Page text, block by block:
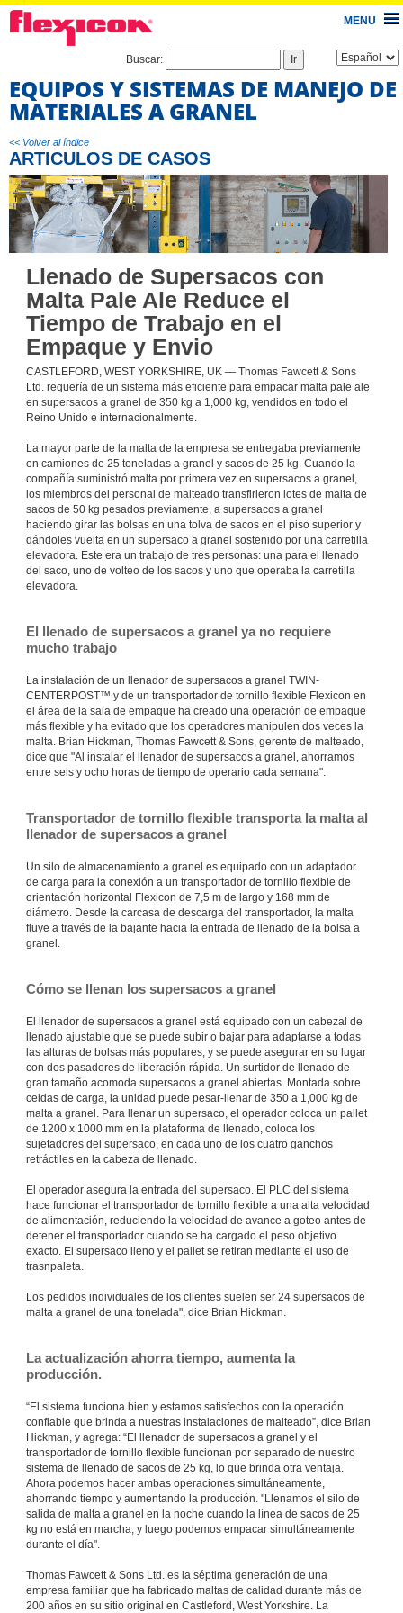
MENU
Buscar:
EQUIPOS Y SISTEMAS DE MANEJO DE
MATERIALES A GRANEL
<< Volver al índice
ARTICULOS DE CASOS
Llenado de Supersacos con
Malta Pale Ale Reduce el
Tiempo de Trabajo en el
Empaque y Envio
CASTLEFORD, WEST YORKSHIRE, UK — Thomas Fawcett & Sons
Ltd. requería de un sistema más eficiente para empacar malta pale ale
en supersacos a granel de 350 kg a 1,000 kg, vendidos en todo el
Reino Unido e internacionalmente.
La mayor parte de la malta de la empresa se entregaba previamente
en camiones de 25 toneladas a granel y sacos de 25 kg. Cuando la
compañía suministró malta por primera vez en supersacos a granel,
los miembros del personal de malteado transfirieron lotes de malta de
sacos de 50 kg pesados previamente, a supersacos a granel
haciendo girar las bolsas en una tolva de sacos en el piso superior y
dándoles vuelta en un supersaco a granel sostenido por una carretilla
elevadora. Este era un trabajo de tres personas: una para el llenado
del saco, uno de volteo de los sacos y uno que operaba la carretilla
elevadora.
El llenado de supersacos a granel ya no requiere
mucho trabajo
La instalación de un llenador de supersacos a granel TWIN-
CENTERPOST™ y de un transportador de tornillo flexible Flexicon en
el área de la sala de empaque ha creado una operación de empaque
más flexible y ha evitado que los operadores manipulen dos veces la
malta. Brian Hickman, Thomas Fawcett & Sons, gerente de malteado,
dice que "Al instalar el llenador de supersacos a granel, ahorramos
entre seis y ocho horas de tiempo de operario cada semana".
Transportador de tornillo flexible transporta la malta al
llenador de supersacos a granel
Un silo de almacenamiento a granel es equipado con un adaptador
de carga para la conexión a un transportador de tornillo flexible de
orientación horizontal Flexicon de 7,5 m de largo y 168 mm de
diámetro. Desde la carcasa de descarga del transportador, la malta
fluye a través de la bajante hacia la entrada de llenado de la bolsa a
granel.
Cómo se llenan los supersacos a granel
El llenador de supersacos a granel está equipado con un cabezal de
llenado ajustable que se puede subir o bajar para adaptarse a todas
las alturas de bolsas más populares, y se puede asegurar en su lugar
con dos pasadores de liberación rápida. Un surtidor de llenado de
gran tamaño acomoda supersacos a granel abiertas. Montada sobre
celdas de carga, la unidad puede pesar-llenar de 350 a 1,000 kg de
malta a granel. Para llenar un supersaco, el operador coloca un pallet
de 1200 x 1000 mm en la plataforma de llenado, coloca los
sujetadores del supersaco, en cada uno de los cuatro ganchos
retráctiles en la cabeza de llenado.
El operador asegura la entrada del supersaco. El PLC del sistema
hace funcionar el transportador de tornillo flexible a una alta velocidad
de alimentación, reduciendo la velocidad de avance a goteo antes de
detener el transportador cuando se ha cargado el peso objetivo
exacto. El supersaco lleno y el pallet se retiran mediante el uso de
trasnpaleta.
Los pedidos individuales de los clientes suelen ser 24 supersacos de
malta a granel de una tonelada", dice Brian Hickman.
La actualización ahorra tiempo, aumenta la
producción.
“El sistema funciona bien y estamos satisfechos con la operación
confiable que brinda a nuestras instalaciones de malteado”, dice Brian
Hickman, y agrega: “El llenador de supersacos a granel y el
transportador de tornillo flexible funcionan por separado de nuestro
sistema de llenado de sacos de 25 kg, lo que brinda otra ventaja.
Ahora podemos hacer ambas operaciones simultáneamente,
ahorrando tiempo y aumentando la producción. "Llenamos el silo de
salida de malta a granel en la noche cuando la línea de sacos de 25
kg no está en marcha, y luego podemos empacar simultáneamente
durante el día".
Thomas Fawcett & Sons Ltd. es la séptima generación de una
empresa familiar que ha fabricado maltas de calidad durante más de
200 años en su sitio original en Castleford, West Yorkshire. La